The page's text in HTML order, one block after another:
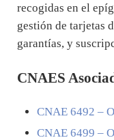
recogidas en el
gestión de tarjetas
garantías, y
CNAES
CNAE6492 –
CNAE6499 –